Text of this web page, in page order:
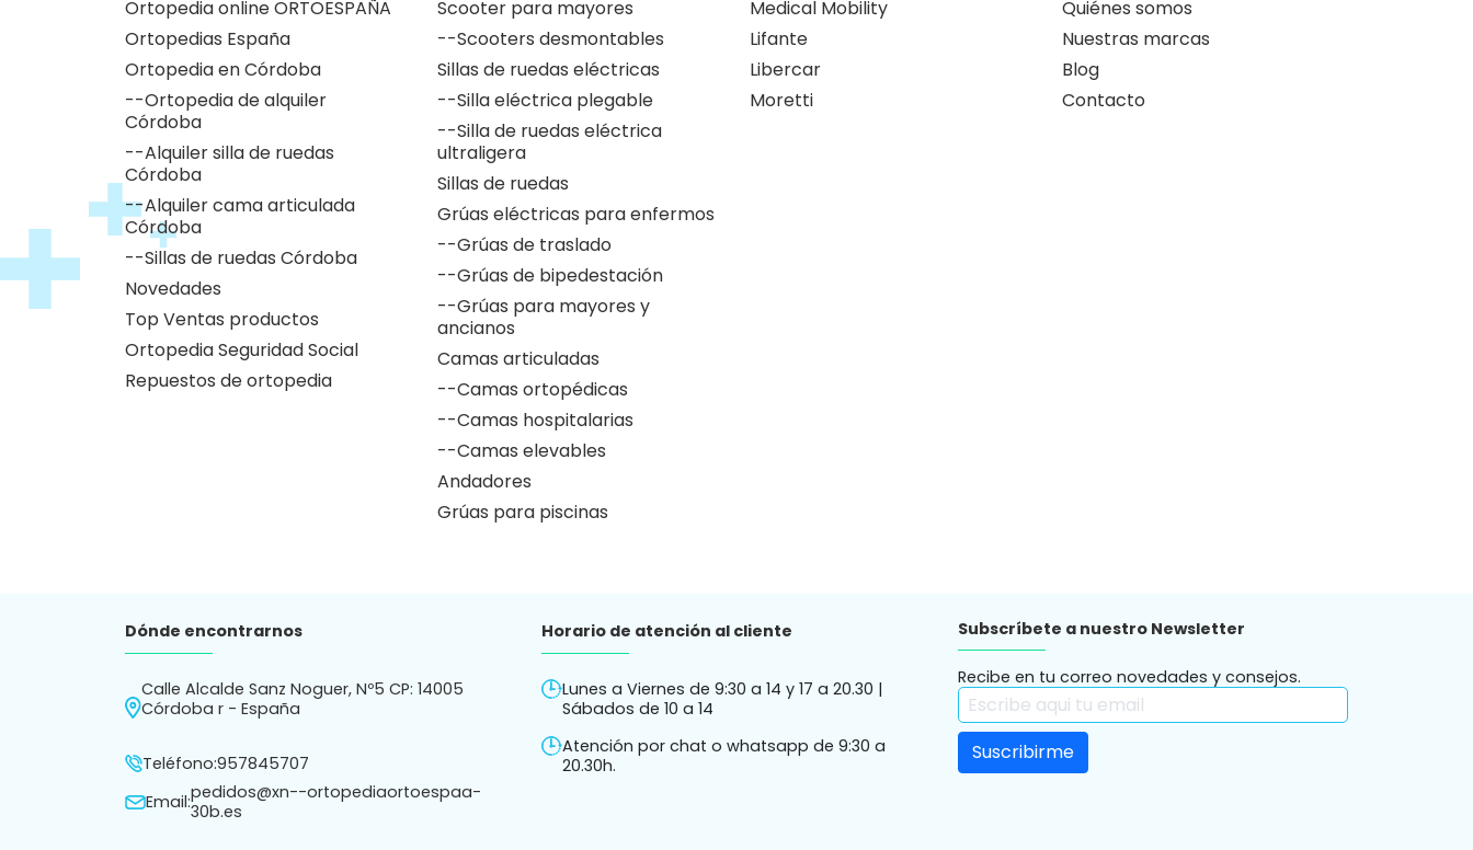
Ortopedia online ORTOESPAÑA
Ortopedias España
Ortopedia en Córdoba
--Ortopedia de alquiler
Córdoba
--Alquiler silla de ruedas
Córdoba
--Alquiler cama articulada
Córdoba
--Sillas de ruedas Córdoba
Novedades
Top Ventas productos
Ortopedia Seguridad Social
Repuestos de ortopedia
Scooter para mayores
--Scooters desmontables
Sillas de ruedas eléctricas
--Silla eléctrica plegable
--Silla de ruedas eléctrica
ultraligera
Sillas de ruedas
Grúas eléctricas para enfermos
--Grúas de traslado
--Grúas de bipedestación
--Grúas para mayores y
ancianos
Camas articuladas
--Camas ortopédicas
--Camas hospitalarias
--Camas elevables
Andadores
Grúas para piscinas
Medical Mobility
Lifante
Libercar
Moretti
Quiénes somos
Nuestras marcas
Blog
Contacto
Dónde encontrarnos
Calle Alcalde Sanz Noguer, Nº5 CP: 14005
Córdoba r - España
Teléfono:957845707
Email:pedidos@xn--ortopediaortoespaa-
30b.es
Horario de atención al cliente
Lunes a Viernes de 9:30 a 14 y 17 a 20.30 |
Sábados de 10 a 14
Atención por chat o whatsapp de 9:30 a
20.30h.
Subscríbete a nuestro Newsletter
Recibe en tu correo novedades y consejos.